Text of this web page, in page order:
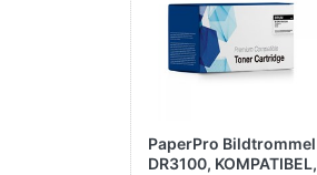
PaperPro Bildtrommel
DR3100, KOMPATIBEL,